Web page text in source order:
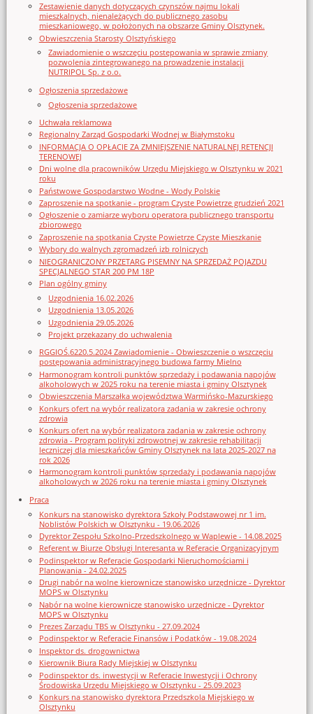
Zestawienie danych dotyczących czynszów najmu lokali
mieszkalnych, nienależących do publicznego zasobu
mieszkaniowego, w położonych na obszarze Gminy Olsztynek.
Obwieszczenia Starosty Olsztyńskiego
Zawiadomienie o wszczęciu postępowania w sprawie zmiany
pozwolenia zintegrowanego na prowadzenie instalacji
NUTRIPOL Sp. z o.o.
Ogłoszenia sprzedażowe
Ogłoszenia sprzedażowe
Uchwała reklamowa
Regionalny Zarząd Gospodarki Wodnej w Białymstoku
INFORMACJA O OPŁACIE ZA ZMNIEJSZENIE NATURALNEJ RETENCJI
TERENOWEJ
Dni wolne dla pracowników Urzędu Miejskiego w Olsztynku w 2021
roku
Państwowe Gospodarstwo Wodne - Wody Polskie
Zaproszenie na spotkanie - program Czyste Powietrze grudzień 2021
Ogłoszenie o zamiarze wyboru operatora publicznego transportu
zbiorowego
Zaproszenie na spotkania Czyste Powietrze Czyste Mieszkanie
Wybory do walnych zgromadzeń izb rolniczych
NIEOGRANICZONY PRZETARG PISEMNY NA SPRZEDAŻ POJAZDU
SPECJALNEGO STAR 200 PM 18P
Plan ogólny gminy
Uzgodnienia 16.02.2026
Uzgodnienia 13.05.2026
Uzgodnienia 29.05.2026
Projekt przekazany do uchwalenia
RGGIOŚ.6220.5.2024 Zawiadomienie - Obwieszczenie o wszczęciu
postępowania administracyjnego budowa farmy Mielno
Harmonogram kontroli punktów sprzedaży i podawania napojów
alkoholowych w 2025 roku na terenie miasta i gminy Olsztynek
Obwieszczenia Marszałka województwa Warmińsko-Mazurskiego
Konkurs ofert na wybór realizatora zadania w zakresie ochrony
zdrowia
Konkurs ofert na wybór realizatora zadania w zakresie ochrony
zdrowia - Program polityki zdrowotnej w zakresie rehabilitacji
leczniczej dla mieszkańców Gminy Olsztynek na lata 2025-2027 na
rok 2026
Harmonogram kontroli punktów sprzedaży i podawania napojów
alkoholowych w 2026 roku na terenie miasta i gminy Olsztynek
Praca
Konkurs na stanowisko dyrektora Szkoły Podstawowej nr 1 im.
Noblistów Polskich w Olsztynku - 19.06.2026
Dyrektor Zespołu Szkolno-Przedszkolnego w Waplewie - 14.08.2025
Referent w Biurze Obsługi Interesanta w Referacie Organizacyjnym
Podinspektor w Referacie Gospodarki Nieruchomościami i
Planowania - 24.02.2025
Drugi nabór na wolne kierownicze stanowisko urzędnicze - Dyrektor
MOPS w Olsztynku
Nabór na wolne kierownicze stanowisko urzędnicze - Dyrektor
MOPS w Olsztynku
Prezes Zarządu TBS w Olsztynku - 27.09.2024
Podinspektor w Referacie Finansów i Podatków - 19.08.2024
Inspektor ds. drogownictwa
Kierownik Biura Rady Miejskiej w Olsztynku
Podinspektor ds. inwestycji w Referacie Inwestycji i Ochrony
Środowiska Urzędu Miejskiego w Olsztynku - 25.09.2023
Konkurs na stanowisko dyrektora Przedszkola Miejskiego w
Olsztynku